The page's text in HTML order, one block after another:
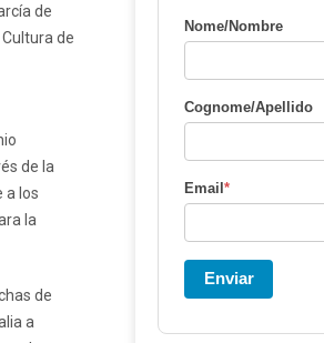
de
de
de la
a los
la
de
a
Nome/Nombre
Cognome/Apellido
Email *
Enviar